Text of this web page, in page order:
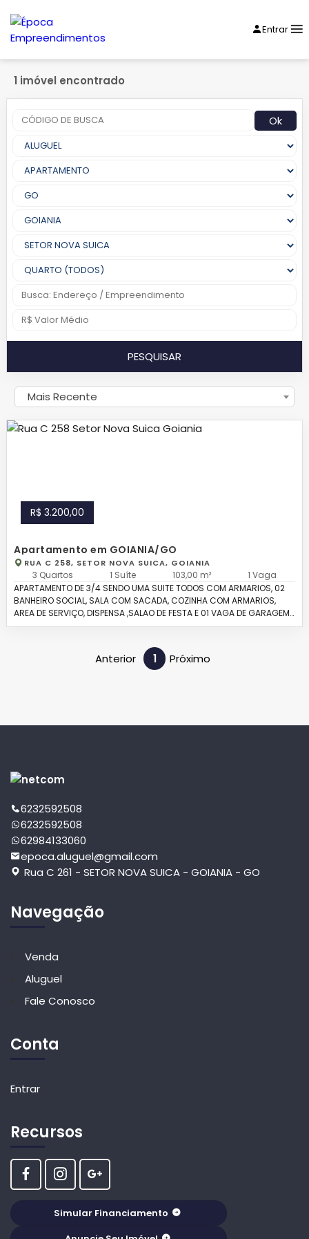
Entrar
1 imóvel encontrado
Ok
PESQUISAR
Mais Recente
R$ 3.200,00
Apartamento em GOIANIA/GO
RUA C 258, SETOR NOVA SUICA, GOIANIA
3 Quartos 1 Suíte 103,00 m²
1 Vaga
APARTAMENTO DE 3/4 SENDO UMA SUITE TODOS COM ARMARIOS, 02
BANHEIRO SOCIAL, SALA COM SACADA, COZINHA COM ARMARIOS,
AREA DE SERVIÇO, DISPENSA ,SALAO DE FESTA E 01 VAGA DE GARAGEM.
ALUGUEL + CONDOMINIO + IPTU + TAXAS ( DE ENERGIA E GÁS DO SEU
WHATSSAP 62 9 8413-3060
Anterior 1 Próximo
6232592508
6232592508
62984133060
epoca.aluguel@gmail.com
Rua C 261 - SETOR NOVA SUICA - GOIANIA - GO
Navegação
Venda
Aluguel
Fale Conosco
Conta
Entrar
Recursos
Simular Financiamento